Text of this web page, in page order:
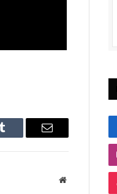
Tumblr Email
Website